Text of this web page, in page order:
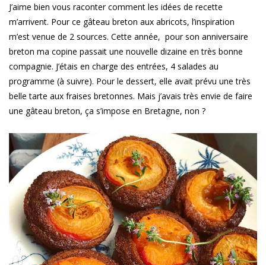
J’aime bien vous raconter comment les idées de recette
m’arrivent. Pour ce gâteau breton aux abricots, l’inspiration
m’est venue de 2 sources. Cette année, pour son anniversaire
breton ma copine passait une nouvelle dizaine en très bonne
compagnie. J’étais en charge des entrées, 4 salades au
programme (à suivre). Pour le dessert, elle avait prévu une très
belle tarte aux fraises bretonnes. Mais j’avais très envie de faire
une gâteau breton, ça s’impose en Bretagne, non ?